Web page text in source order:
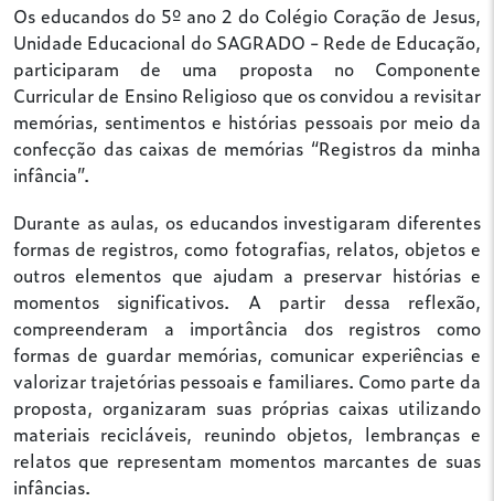
Os educandos do 5º ano 2 do Colégio Coração de Jesus,
Unidade Educacional do SAGRADO - Rede de Educação,
participaram de uma proposta no Componente
Curricular de Ensino Religioso que os convidou a revisitar
memórias, sentimentos e histórias pessoais por meio da
confecção das caixas de memórias “Registros da minha
infância”.
Durante as aulas, os educandos investigaram diferentes
formas de registros, como fotografias, relatos, objetos e
outros elementos que ajudam a preservar histórias e
momentos significativos. A partir dessa reflexão,
compreenderam a importância dos registros como
formas de guardar memórias, comunicar experiências e
valorizar trajetórias pessoais e familiares. Como parte da
proposta, organizaram suas próprias caixas utilizando
materiais recicláveis, reunindo objetos, lembranças e
relatos que representam momentos marcantes de suas
infâncias.